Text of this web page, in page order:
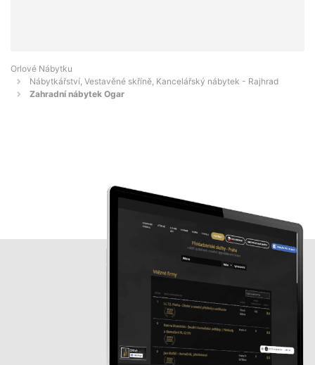
Orlové Nábytku
Nábytkářství, Vestavěné skříně, Kancelářský nábytek - Rajhrad
Zahradní nábytek Ogar